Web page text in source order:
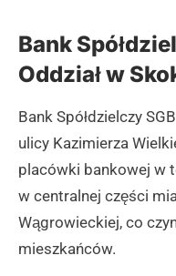
Bank
Oddział w
Bank Spółdzielczy
ulicy Kazimierza
placówki bankowej w
w centralnej części
Wągrowieckiej, co
mieszkańców.